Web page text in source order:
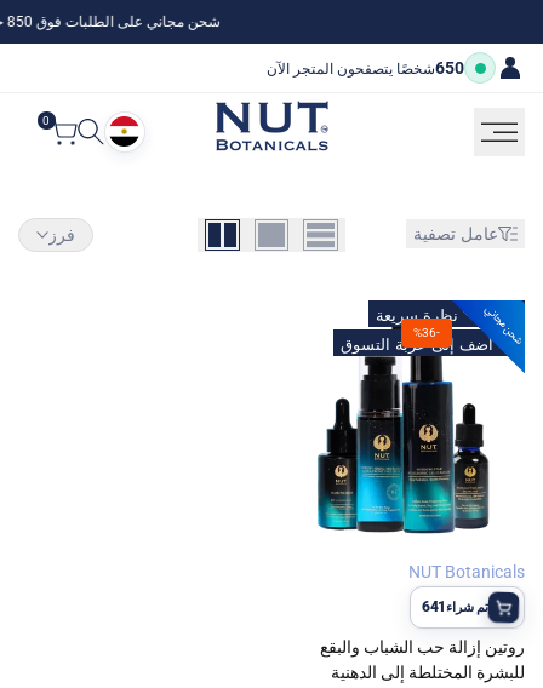
إلى
المحتوى
شحن مجاني على الطلبات فوق 850 جنيه مصري
650شخصًا يتصفحون المتجر الآن
0
عامل تصفية فرز
-
36
%
أضف
إلى
المفضلات
نظرة سريعة
أضف إلى عربة التسوق
البائع:
NUT Botanicals
تم شراء641
روتين إزالة حب الشباب والبقع
للبشرة المختلطة إلى الدهنية